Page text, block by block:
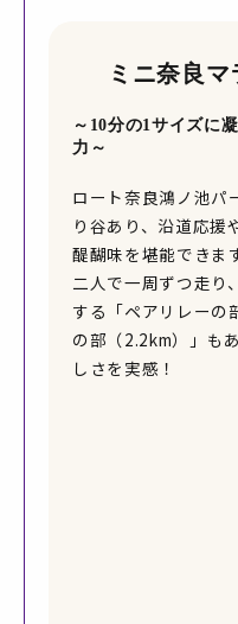
ミニ奈良マ
～10分の1サイズに
力～
ロート奈良鴻ノ池パ
り谷あり、沿道応援
醍醐味を堪能できま
二人で一周ずつ走り
する「ペアリレーの
の部（2.2km）」も
しさを実感！